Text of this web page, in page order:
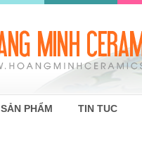
SẢN PHẨM TIN TUC